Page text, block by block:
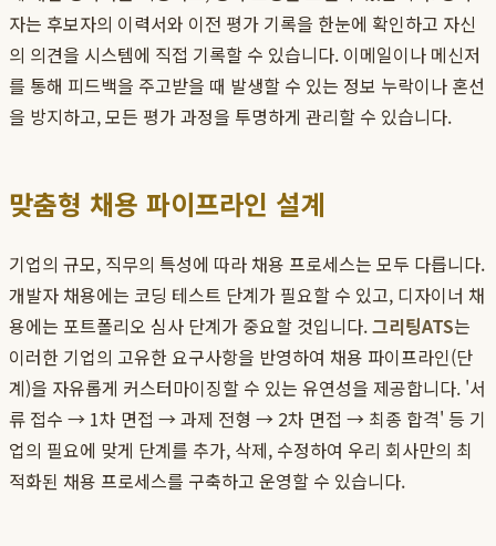
자는 후보자의 이력서와 이전 평가 기록을 한눈에 확인하고 자신
의 의견을 시스템에 직접 기록할 수 있습니다. 이메일이나 메신저
를 통해 피드백을 주고받을 때 발생할 수 있는 정보 누락이나 혼선
을 방지하고, 모든 평가 과정을 투명하게 관리할 수 있습니다.
맞춤형 채용 파이프라인 설계
기업의 규모, 직무의 특성에 따라 채용 프로세스는 모두 다릅니다.
개발자 채용에는 코딩 테스트 단계가 필요할 수 있고, 디자이너 채
용에는 포트폴리오 심사 단계가 중요할 것입니다.그리팅ATS는
이러한 기업의 고유한 요구사항을 반영하여 채용 파이프라인(단
계)을 자유롭게 커스터마이징할 수 있는 유연성을 제공합니다. '서
류 접수 → 1차 면접 → 과제 전형 → 2차 면접 → 최종 합격' 등 기
업의 필요에 맞게 단계를 추가, 삭제, 수정하여 우리 회사만의 최
적화된 채용 프로세스를 구축하고 운영할 수 있습니다.